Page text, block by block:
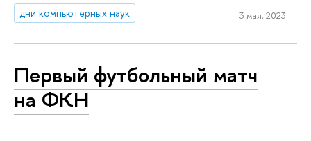
дни компьютерных наук 3 мая, 2023 г.
Первый футбольный матч
на ФКН